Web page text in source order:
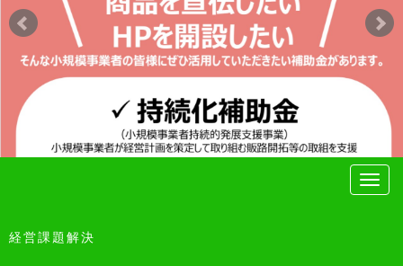
経営課題解決